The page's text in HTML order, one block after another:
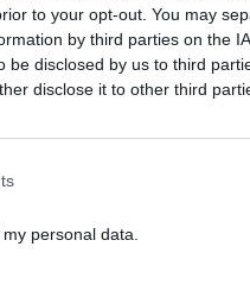
to your opt-out. You may
by third parties on the
be disclosed by us to third
disclose it to other third
personal data.
green design και